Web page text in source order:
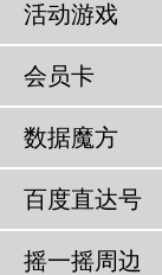
活动游戏
会员卡
数据魔方
百度直达号
摇一摇周边